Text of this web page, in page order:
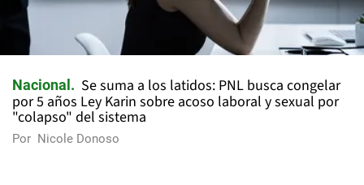
Nacional
Se suma a los latidos: PNL busca congelar
por 5 años Ley Karin sobre acoso laboral y sexual por
"colapso" del sistema
Por Nicole Donoso